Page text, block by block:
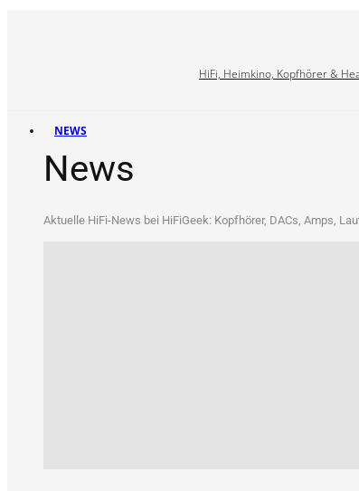
HiFi, Heimkino, Kopfhörer &
NEWS
News
Aktu­el­le HiFi-News bei HiFi­Ge­ek: Kopf­hö­rer, DACs, Amps,